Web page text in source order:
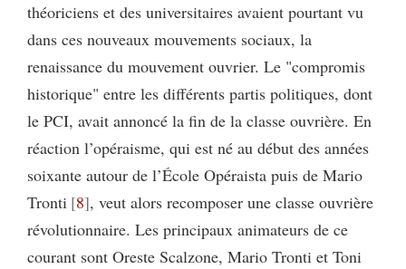
théoriciens et des universitaires avaient pourtant vu
dans ces nouveaux mouvements sociaux, la
renaissance du mouvement ouvrier. Le "compromis
historique" entre les différents partis politiques, dont
le PCI, avait annoncé la fin de la classe ouvrière. En
réaction l’opéraisme, qui est né au début des années
soixante autour de l’École Opéraista puis de Mario
Tronti 8 , veut alors recomposer une classe ouvrière
révolutionnaire. Les principaux animateurs de ce
courant sont Oreste Scalzone, Mario Tronti et Toni